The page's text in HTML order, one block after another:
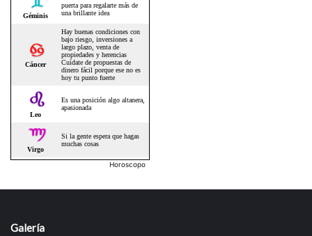
Horoscopo
Galería